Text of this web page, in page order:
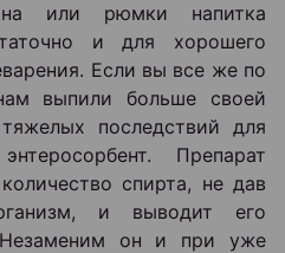
или рюмки напитка
и для хорошего
Если вы все же по
выпили больше своей
последствий для
Препарат
спирта, не дав
и выводит его
Незаменим он и при уже